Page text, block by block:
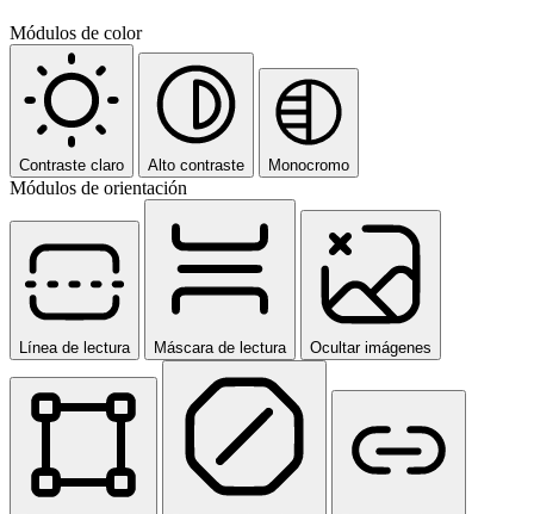
Módulos de color
Contraste claro Alto contraste Monocromo
Módulos de orientación
Línea de lectura Máscara de lectura Ocultar imágenes